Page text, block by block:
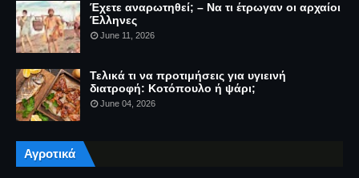
Έχετε αναρωτηθεί; – Να τι έτρωγαν οι αρχαίοι
Έλληνες
June 11, 2026
Τελικά τι να προτιμήσεις για υγιεινή
διατροφή: Κοτόπουλο ή ψάρι;
June 04, 2026
Αγροτικά